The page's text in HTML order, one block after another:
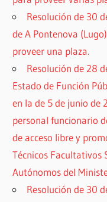
Resolución de 30
de A Pontenova
proveer una plaza.
Resolución de 28
Estado de Función
en la de 5 de junio de
personal funcionario
de acceso libre y
Técnicos Facultativos
Autónomos del
Resolución de 30